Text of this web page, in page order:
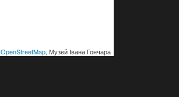
OpenStreetMap, Музей Івана Гончара